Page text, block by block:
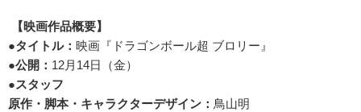
【映画作品概要】
●タイトル： 映画『ドラゴンボール超 ブロリー』
●公開： 12月14日（金）
●スタッフ
原作・脚本・キャラクターデザイン： 鳥山明